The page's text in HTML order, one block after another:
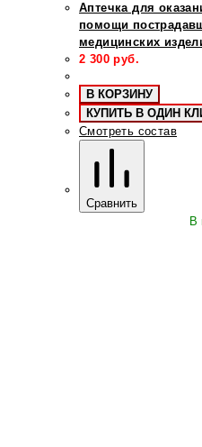
Аптечка для
помощи
медицинских
2 300 руб.
В КОРЗИНУ
КУПИТЬ В ОДИН
Смотреть состав
Сравнить
В